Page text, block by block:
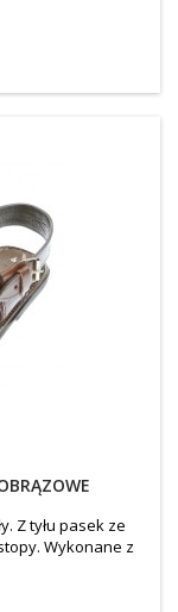
Z tyłu pasek ze
Wykonane z